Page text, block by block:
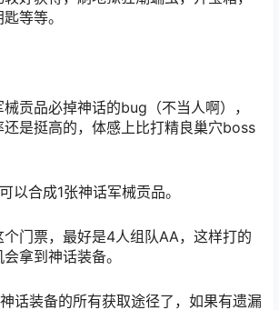
方式是，打初级或者强力巢穴boss开